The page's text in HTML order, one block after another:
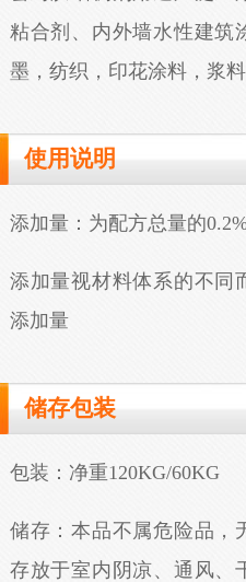
粘合剂、内外墙水性建筑
墨，纺织，印花涂料，浆料
使用说明
添加量：为配方总量的
添加量视材料体系的不同
添加量
储存包装
包装：净重120KG/60KG
储存：本品不属危险品，
存放于室内阴凉、通风、